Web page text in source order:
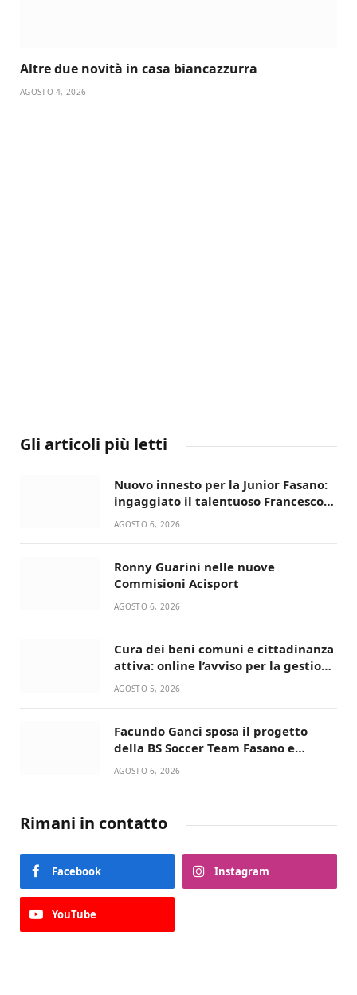
Altre due novità in casa biancazzurra
AGOSTO 4, 2026
Gli articoli più letti
Nuovo innesto per la Junior Fasano:
ingaggiato il talentuoso Francesco
Lupo Timini
AGOSTO 6, 2026
Ronny Guarini nelle nuove
Commisioni Acisport
AGOSTO 6, 2026
Cura dei beni comuni e cittadinanza
attiva: online l’avviso per la gestione
condivisa della Villetta di Laureto
AGOSTO 5, 2026
Facundo Ganci sposa il progetto
della BS Soccer Team Fasano e
ritorna in campo
AGOSTO 6, 2026
Rimani in contatto
Facebook Instagram
YouTube